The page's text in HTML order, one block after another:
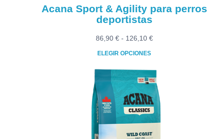
Acana Sport & Agility para perros
deportistas
86,90 € - 126,10 €Rango
desde
86,90 €
hasta
126,10 €
ELEGIR OPCIONES
Este
producto
múltiples
variantes.
Las
opciones